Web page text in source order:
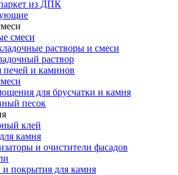
из ДПК
смеси
растворы и смеси
раствор
печей и каминов
для брусчатки и камня
песок
клей
камня
и очистители фасадов
покрытия для камня